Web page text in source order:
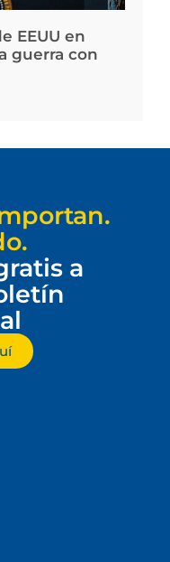
EEUU en
guerra con
a